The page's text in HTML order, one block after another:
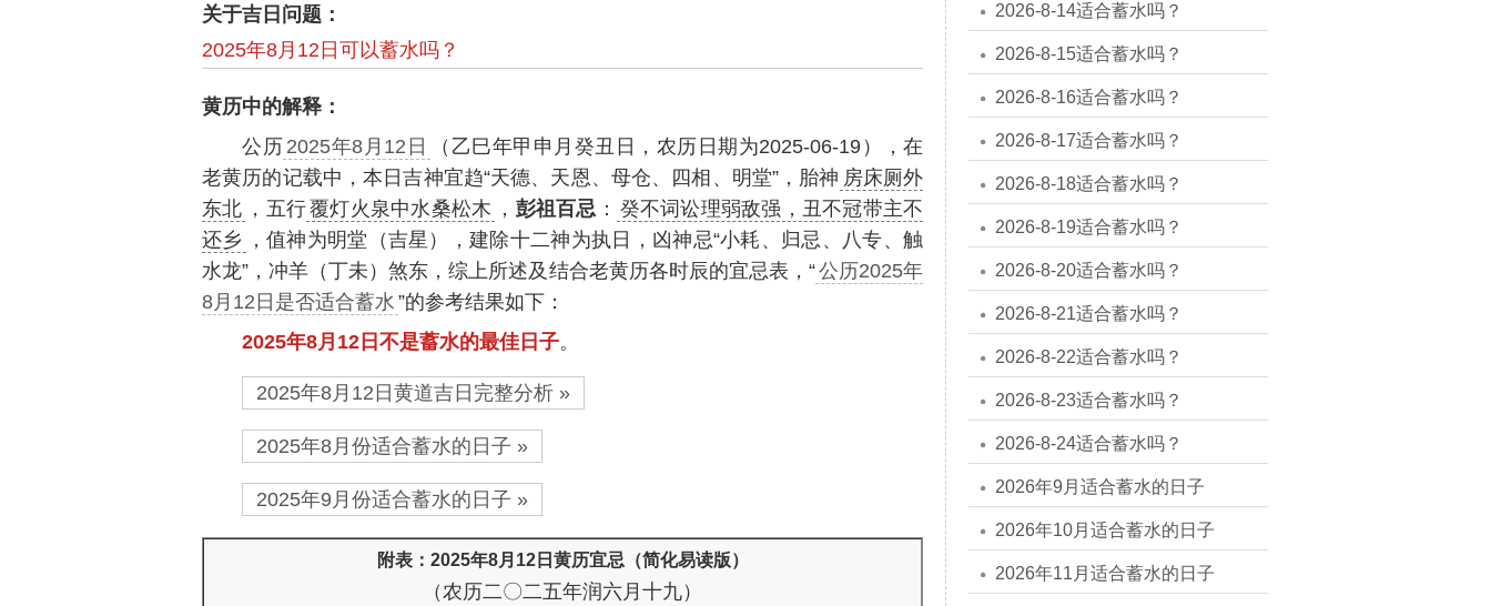
关于吉日问题：
2025年8月12日可以蓄水吗？
黄历中的解释：
公历 2025年8月12日
（乙巳年甲申月癸丑日，农历日期为2025-06-19），在
老黄历的记载中，本日吉神宜趋“天德、天恩、母仓、四相、明堂”，胎神 房床厕外
东北 ，五行覆灯火泉中水桑松木 ， 彭祖百忌 ： 癸不词讼理弱敌强，丑不冠带主不
还乡
，值神为明堂（吉星），建除十二神为执日，凶神忌“小耗、归忌、八专、触
水龙”，冲羊（丁未）煞东，综上所述及结合老黄历各时辰的宜忌表，“公历2025年
8月12日是否适合蓄水 ”的参考结果如下：
2025年8月12日不是蓄水的最佳日子。
2025年8月12日黄道吉日完整分析 »
2025年8月份适合蓄水的日子 »
2025年9月份适合蓄水的日子 »
附表：2025年8月12日黄历宜忌（简化易读版）
（农历二〇二五年润六月十九）
2026-8-14适合蓄水吗？
2026-8-15适合蓄水吗？
2026-8-16适合蓄水吗？
2026-8-17适合蓄水吗？
2026-8-18适合蓄水吗？
2026-8-19适合蓄水吗？
2026-8-20适合蓄水吗？
2026-8-21适合蓄水吗？
2026-8-22适合蓄水吗？
2026-8-23适合蓄水吗？
2026-8-24适合蓄水吗？
2026年9月适合蓄水的日子
2026年10月适合蓄水的日子
2026年11月适合蓄水的日子